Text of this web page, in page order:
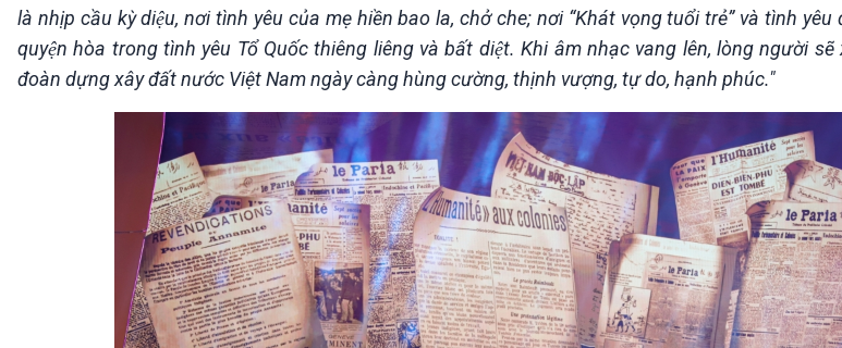
là nhịp cầu kỳ diệu, nơi tình yêu của mẹ hiền bao la, chở che; nơi “Khát vọng tuổi trẻ” và tình
quyện hòa trong tình yêu Tổ Quốc thiêng liêng và bất diệt. Khi âm nhạc vang lên, lòng người
đoàn dựng xây đất nước Việt Nam ngày càng hùng cường, thịnh vượng, tự do, hạnh phúc."